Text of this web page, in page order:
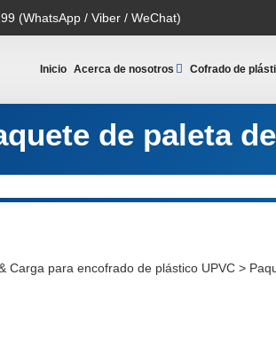
(WhatsApp / Viber / WeChat)
Inicio Acerca de nosotros Cofrado de
de paleta
Carga para encofrado de plástico UPVC >